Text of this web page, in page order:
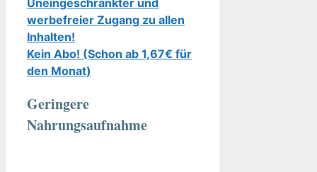
Uneingeschränkter und
werbefreier Zugang zu allen
Inhalten!
Kein Abo! (Schon ab 1,67€ für
den Monat)
Geringere
Nahrungsaufnahme